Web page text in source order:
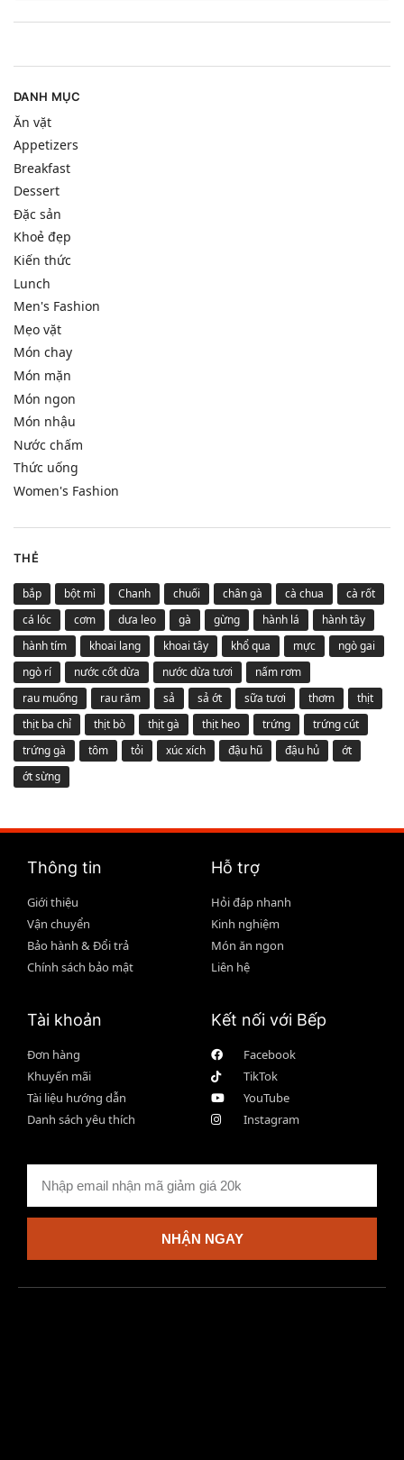
DANH MỤC
Ăn vặt
Appetizers
Breakfast
Dessert
Đặc sản
Khoẻ đẹp
Kiến thức
Lunch
Men's Fashion
Mẹo vặt
Món chay
Món mặn
Món ngon
Món nhậu
Nước chấm
Thức uống
Women's Fashion
THẺ
bắp bột mì Chanh chuối chân gà cà chua
cà rốt
cá lóc
cơm dưa leo gà gừng hành lá
hành tây
hành tím
khoai lang khoai tây khổ qua mực
ngò gai
ngò rí
nước cốt dừa nước dừa tươi
nấm rơm
rau muống
rau răm sả sả ớt sữa tươi thơm
thịt
thịt ba chỉ
thịt bò thịt gà thịt heo trứng
trứng cút
trứng gà
tôm tỏi xúc xích đậu hũ đậu hủ
ớt
ớt sừng
Thông tin
Giới thiệu
Vận chuyển
Bảo hành & Đổi trả
Chính sách bảo mật
Hỗ trợ
Hỏi đáp nhanh
Kinh nghiệm
Món ăn ngon
Liên hệ
Tài khoản
Đơn hàng
Khuyến mãi
Tài liệu hướng dẫn
Danh sách yêu thích
Kết nối với Bếp
Facebook
TikTok
YouTube
Instagram
NHẬN NGAY